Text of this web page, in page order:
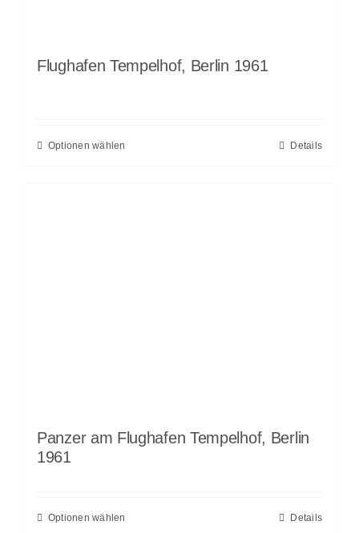
Flughafen Tempelhof, Berlin 1961
Optionen wählen Details
Panzer am Flughafen Tempelhof, Berlin
1961
Optionen wählen Details